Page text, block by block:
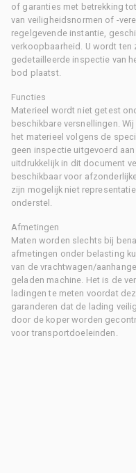
of garanties met betrekking
van veiligheidsnormen of -
regelgevende instantie,
verkoopbaarheid. U wordt ten
gedetailleerde inspectie van
bod plaatst.
Functies
Materieel wordt niet getest
beschikbare versnellingen.
het materieel volgens de
geen inspectie uitgevoerd
uitdrukkelijk in dit document
beschikbaar voor
zijn mogelijk niet
onderstel.
Afmetingen
Maten worden slechts bij
afmetingen onder belasting
van de vrachtwagen/
geladen machine. Het is de
ladingen te meten voordat
garanderen dat de lading
door de koper worden
voor transportdoeleinden.